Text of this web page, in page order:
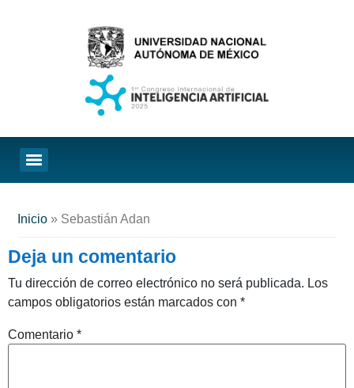
Inicio » Sebastián Adan
Deja un comentario
Tu dirección de correo electrónico no será publicada. Los
campos obligatorios están marcados con *
Comentario *